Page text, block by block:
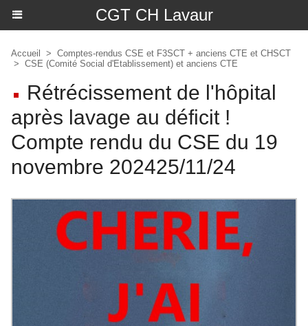
CGT CH Lavaur
Accueil > Comptes-rendus CSE et F3SCT + anciens CTE et CHSCT
> CSE (Comité Social d'Etablissement) et anciens CTE
Rétrécissement de l'hôpital
après lavage au déficit !
Compte rendu du CSE du 19
novembre 202425/11/24